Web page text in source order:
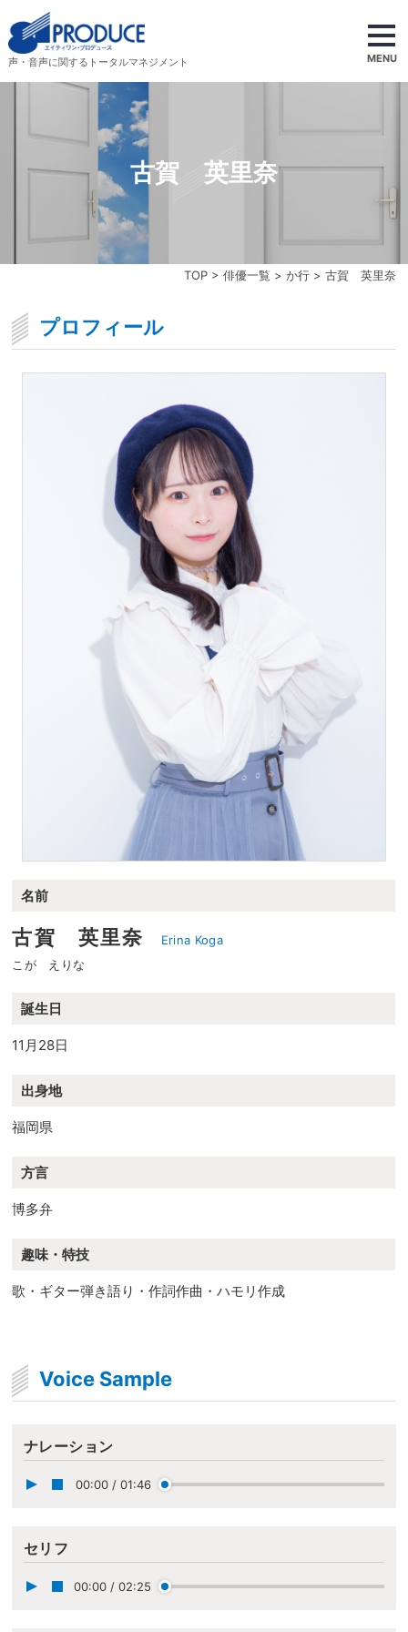
声・音声に関するトータルマネジメント MENU
TOP> 俳優一覧 > か行> 古賀 英里奈
古賀 英里奈
プロフィール
名前
古賀 英里奈
Erina Koga
こが えりな
誕生日
11月28日
出身地
福岡県
方言
博多弁
趣味・特技
歌・ギター弾き語り・作詞作曲・ハモリ作成
Voice Sample
ナレーション
00:00 / 01:46
セリフ
00:00 / 02:25